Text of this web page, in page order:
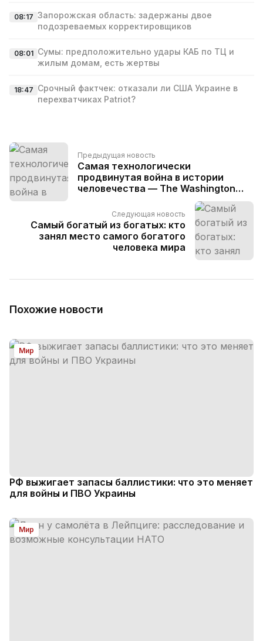
08:17 Запорожская область: задержаны двое
подозреваемых корректировщиков
08:01 Сумы: предположительно удары КАБ по ТЦ и
жилым домам, есть жертвы
18:47 Срочный фактчек: отказали ли США Украине в
перехватчиках Patriot?
Предыдущая новость
Самая технологически
продвинутая война в истории
человечества — The Washington
Следующая новость
Самый богатый из богатых: кто
занял место самого богатого
человека мира
Похожие новости
Мир
РФ выжигает запасы баллистики: что это меняет
для войны и ПВО Украины
Мир